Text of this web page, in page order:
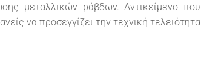
μεταλλικών ράβδων. Αντικείμενο που
να προσεγγίζει την τεχνική τελειότητα